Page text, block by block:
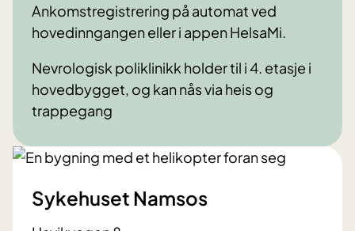
Ankomstregistrering på automat ved
hovedinngangen eller i appen HelsaMi.
Nevrologisk poliklinikk holder til i 4. etasje i
hovedbygget, og kan nås via heis og
trappegang
Sykehuset Namsos